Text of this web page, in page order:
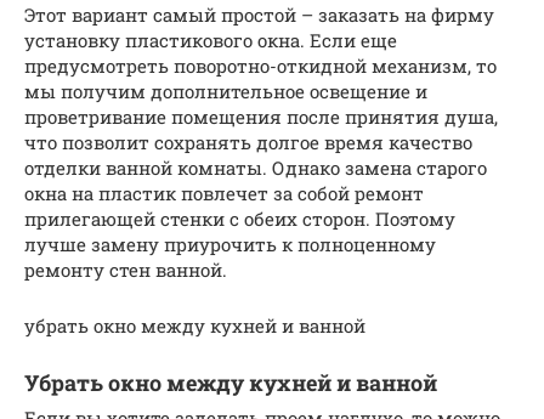
Этот вариант самый простой – заказать на фирму
установку пластикового окна. Если еще
предусмотреть поворотно-откидной механизм, то
мы получим дополнительное освещение и
проветривание помещения после принятия душа,
что позволит сохранять долгое время качество
отделки ванной комнаты. Однако замена старого
окна на пластик повлечет за собой ремонт
прилегающей стенки с обеих сторон. Поэтому
лучше замену приурочить к полноценному
ремонту стен ванной.
убрать окно между кухней и ванной
Убрать окно между кухней и ванной